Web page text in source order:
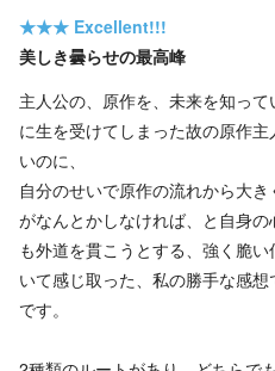
★★★ Excellent!!!
美しき曇らせの最高峰
主人公の、原作を、未来を知っ
に生を受けてしまった故の原作
いのに、
自分のせいで原作の流れから大
がなんとかしなければ、と自身
も外道を貫こうとする、強く脆
いて感じ取った、私の勝手な感
です。